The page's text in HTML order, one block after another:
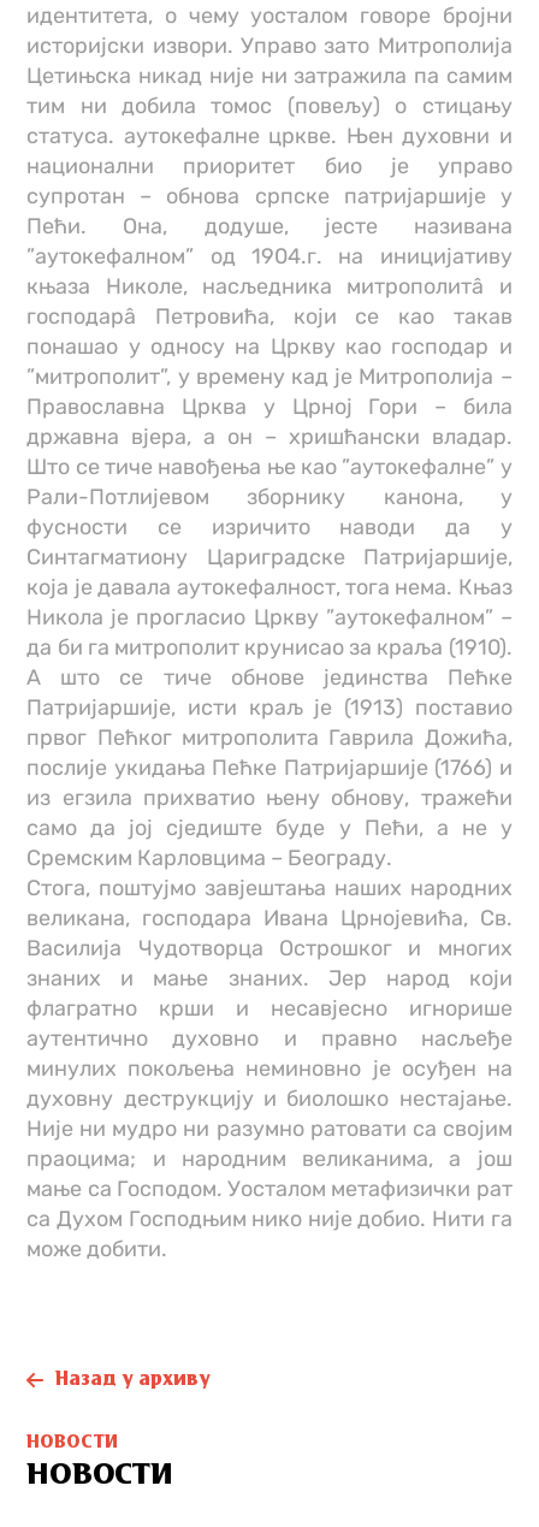
идентитета, о чему уосталом говоре бројни
историјски извори. Управо зато Митрополија
Цетињска никад није ни затражила па самим
тим ни добила томос (повељу) о стицању
статуса. аутокефалне цркве. Њен духовни и
национални приоритет био је управо
супротан – обнова српске патријаршије у
Пећи. Она, додуше, јесте називана
”аутокефалном” од 1904.г. на иницијативу
књаза Николе, насљедника митрополитâ и
господарâ Петровића, који се као такав
понашао у односу на Цркву као господар и
”митрополит”, у времену кад је Митрополија –
Православна Црква у Црној Гори – била
државна вјера, а он – хришћански владар.
Што се тиче навођења ње као ”аутокефалне” у
Рали-Потлијевом зборнику канона, у
фусности се изричито наводи да у
Синтагматиону Цариградске Патријаршије,
која је давала аутокефалност, тога нема. Књаз
Никола је прогласио Цркву ”аутокефалном” –
да би га митрополит крунисао за краља (1910).
А што се тиче обнове јединства Пећке
Патријаршије, исти краљ је (1913) поставио
првог Пећког митрополита Гаврила Дожића,
послије укидања Пећке Патријаршије (1766) и
из егзила прихватио њену обнову, тражећи
само да јој сједиште буде у Пећи, а не у
Сремским Карловцима – Београду.
Стога, поштујмо завјештања наших народних
великана, господара Ивана Црнојевића, Св.
Василија Чудотворца Острошког и многих
знаних и мање знаних. Јер народ који
флагратно крши и несавјесно игнорише
аутентично духовно и правно насљеђе
минулих покољења неминовно је осуђен на
духовну деструкцију и биолошко нестајање.
Није ни мудро ни разумно ратовати са својим
праоцима; и народним великанима, а још
мање са Господом. Уосталом метафизички рат
са Духом Господњим нико није добио. Нити га
може добити.
Назад у архиву
НОВОСТИ
НОВОСТИ